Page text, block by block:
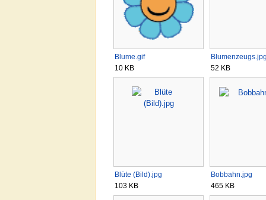
Blume.gif
10 KB
52 KB
Blüte (Bild).jpg
103 KB
Bobbahn.jpg
465 KB